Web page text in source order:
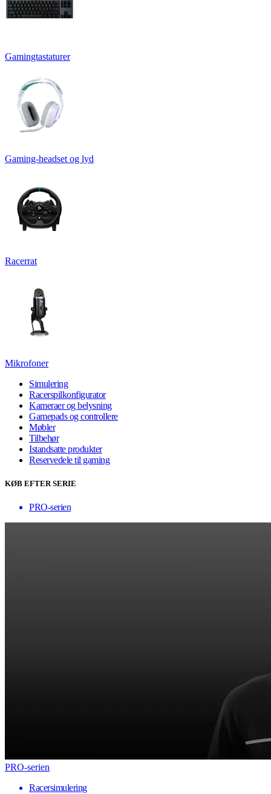
Gamingtastaturer
Gaming-headset og lyd
Racerrat
Mikrofoner
Simulering
Racerspilkonfigurator
Kameraer og belysning
Gamepads og controllere
Møbler
Tilbehør
Istandsatte produkter
Reservedele til gaming
KØB EFTER SERIE
PRO-serien
PRO-serien
Racersimulering